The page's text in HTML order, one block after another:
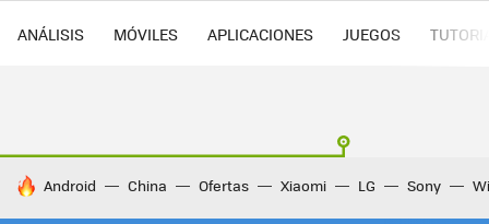
ANÁLISIS MÓVILES APLICACIONES JUEGOS
HOY SE HABLA DE
Android China Ofertas Xiaomi LG Sony